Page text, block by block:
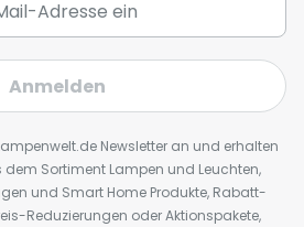
Anmelden
Newsletter an und erhalten
dem Sortiment Lampen und Leuchten,
und Smart Home Produkte, Rabatt-
Reduzierungen oder Aktionspakete,